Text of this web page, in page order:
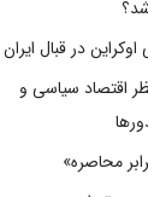
اوکراین در قبال ایران
اقتصاد سیاسی و
محاصره»